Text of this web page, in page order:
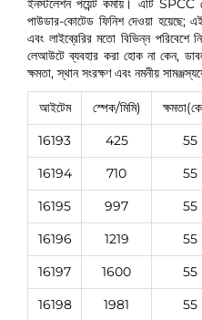
ইনস্টলেশন পয়েন্ট কমায়। এটি SPCC
পাউডার-কোটেড ফিনিশ দেওয়া হয়েছে;
এবং লাইব্রেরির মতো বিভিন্ন
লেআউটে ব্যবহার করা হোক না কেন,
ক্ষমতা, স্থান সংরক্ষণ এবং নমনীয়
আইটেম স্পেক/মিমি)
16193
425 55
16194
710 55
16195
997 55
16196
1219 55
16197
1600 55
16198
1981 55